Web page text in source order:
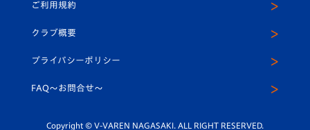
平和祈念活動
ホームタウン活動
スクール
ヴィヴィくんインスタグラム
公式LINE＠
ご利用規約
クラブ概要
プライバシーポリシー
FAQ〜お問合せ〜
Copyright © V-VAREN NAGASAKI. ALL RIGHT RESERVED.